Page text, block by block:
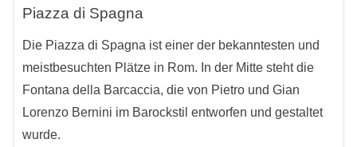
Piazza di Spagna
Die Piazza di Spagna ist einer der bekanntesten und
meistbesuchten Plätze in Rom. In der Mitte steht die
Fontana della Barcaccia, die von Pietro und Gian
Lorenzo Bernini im Barockstil entworfen und gestaltet
wurde.